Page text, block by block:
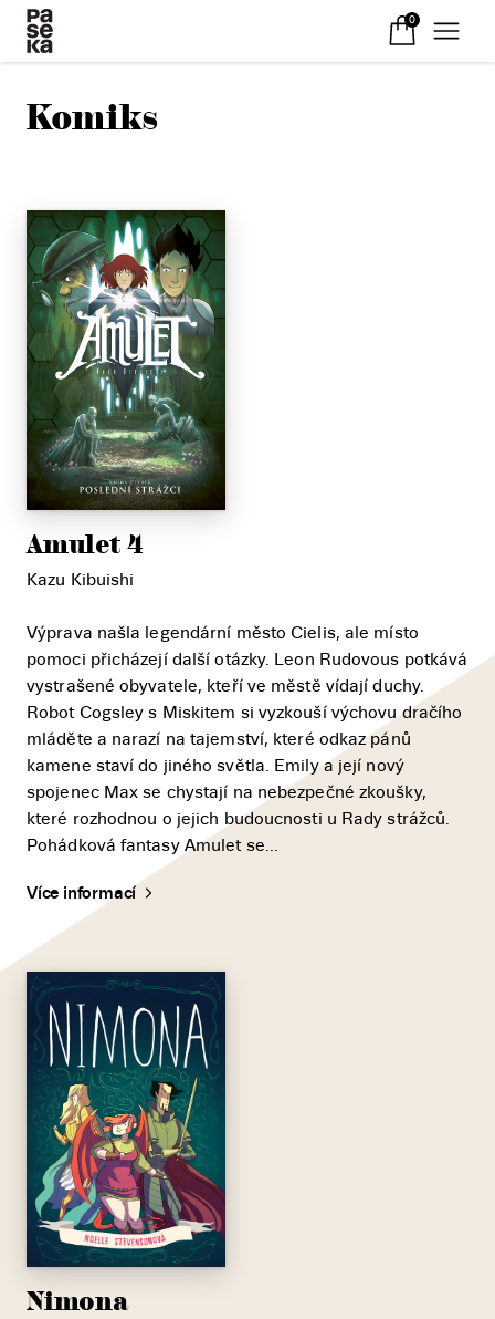
0
Komiks
Amulet 4
Kazu Kibuishi
Výprava našla legendární město Cielis, ale místo
pomoci přicházejí další otázky. Leon Rudovous potkává
vystrašené obyvatele, kteří ve městě vídají duchy.
Robot Cogsley s Miskitem si vyzkouší výchovu dračího
mláděte a narazí na tajemství, které odkaz pánů
kamene staví do jiného světla. Emily a její nový
spojenec Max se chystají na nebezpečné zkoušky,
které rozhodnou o jejich budoucnosti u Rady strážců.
Pohádková fantasy Amulet se...
Více informací
Nimona